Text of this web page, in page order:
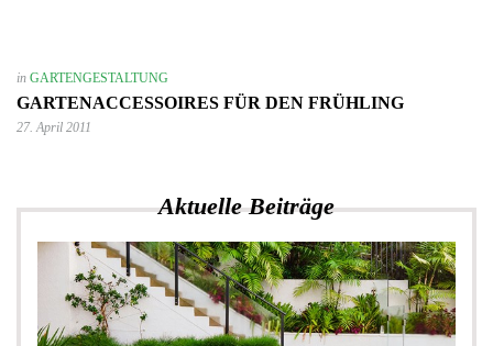
in GARTENGESTALTUNG
GARTENACCESSOIRES FÜR DEN FRÜHLING
27. April 2011
Aktuelle Beiträge